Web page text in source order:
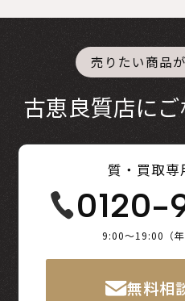
売りたい商品
古恵良質店に
質・買取専
0120-
9:00～19:00（年
無料相